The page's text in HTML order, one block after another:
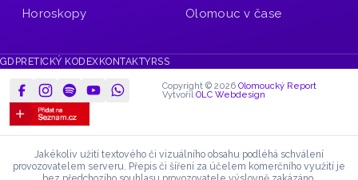
Horoskopy
Olomouc v čase
GDPR ETICKÝ KODEXKONTAKTYRSS
Copyright © 2026 Olomoucký Report
VytvořilOLC Webdesign
Jakékoliv užití textového či vizuálního obsahu podléhá schválení
provozovatelem serveru. Přepis či šíření za účelem komerčního využití je